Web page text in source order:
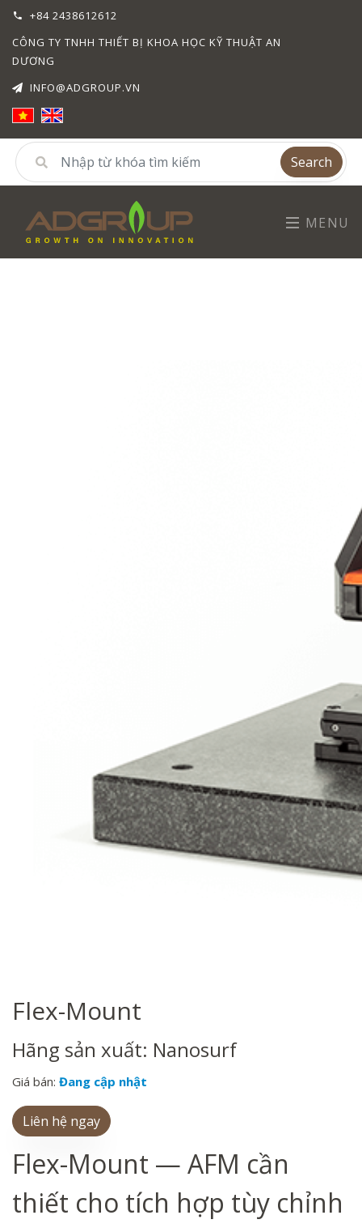
+84 2438612612
CÔNG TY TNHH THIẾT BỊ KHOA HỌC KỸ THUẬT AN
DƯƠNG
INFO@ADGROUP.VN
Search
MENU
Flex-Mount
Hãng sản xuất: Nanosurf
Giá bán: Đang cập nhật
Liên hệ ngay
Flex-Mount — AFM cần
thiết cho tích hợp tùy chỉnh